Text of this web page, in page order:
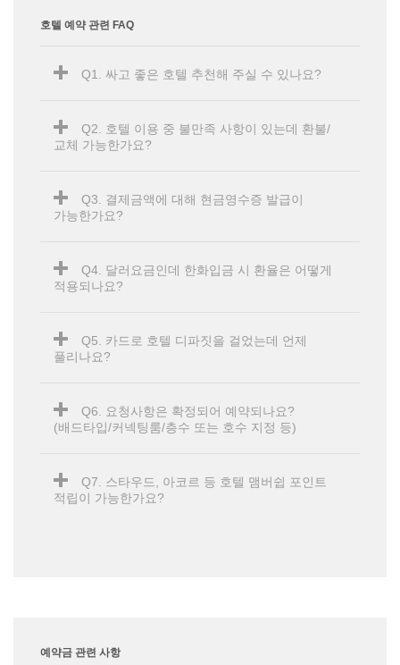
호텔 예약 관련 FAQ
Q1. 싸고 좋은 호텔 추천해 주실 수 있나요?
Q2. 호텔 이용 중 불만족 사항이 있는데 환불/
교체 가능한가요?
Q3. 결제금액에 대해 현금영수증 발급이
가능한가요?
Q4. 달러요금인데 한화입금 시 환율은 어떻게
적용되나요?
Q5. 카드로 호텔 디파짓을 걸었는데 언제
풀리나요?
Q6. 요청사항은 확정되어 예약되나요?
(배드타입/커넥팅룸/층수 또는 호수 지정 등)
Q7. 스타우드, 아코르 등 호텔 맴버쉽 포인트
적립이 가능한가요?
예약금 관련 사항